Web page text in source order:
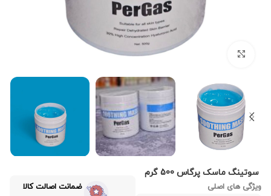
سوتینگ ماسک پرگاس 500 گرم
ویژگی های اصلی ضمانت اصالت کالا